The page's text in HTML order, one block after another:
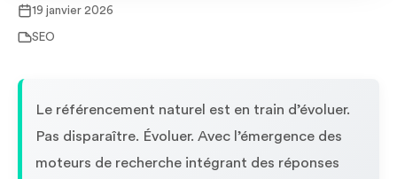
19 janvier 2026
SEO
Le référencement naturel est en train d’évoluer.
Pas disparaître. Évoluer. Avec l’émergence des
moteurs de recherche intégrant des réponses